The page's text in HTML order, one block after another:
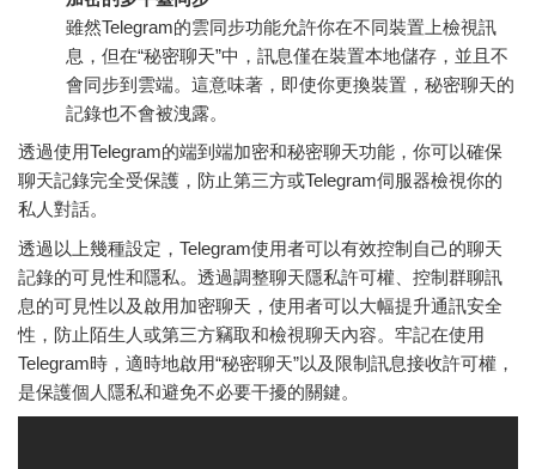
雖然Telegram的雲同步功能允許你在不同裝置上檢視訊
息，但在“秘密聊天”中，訊息僅在裝置本地儲存，並且不
會同步到雲端。這意味著，即使你更換裝置，秘密聊天的
記錄也不會被洩露。
透過使用Telegram的端到端加密和秘密聊天功能，你可以確保
聊天記錄完全受保護，防止第三方或Telegram伺服器檢視你的
私人對話。
透過以上幾種設定，Telegram使用者可以有效控制自己的聊天
記錄的可見性和隱私。透過調整聊天隱私許可權、控制群聊訊
息的可見性以及啟用加密聊天，使用者可以大幅提升通訊安全
性，防止陌生人或第三方竊取和檢視聊天內容。牢記在使用
Telegram時，適時地啟用“秘密聊天”以及限制訊息接收許可權，
是保護個人隱私和避免不必要干擾的關鍵。